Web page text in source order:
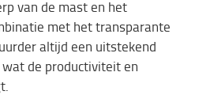
van de mast en het
met het transparante
altijd een uitstekend
de productiviteit en